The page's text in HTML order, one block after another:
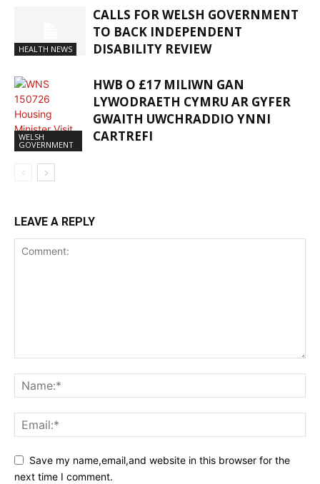
HEALTH NEWS
CALLS FOR WELSH GOVERNMENT
TO BACK INDEPENDENT
DISABILITY REVIEW
WELSH
GOVERNMENT
HWB O £17 MILIWN GAN
LYWODRAETH CYMRU AR GYFER
GWAITH UWCHRADDIO YNNI
CARTREFI
LEAVE A REPLY
Save my name,email,and website in this browser for the
next time I comment.